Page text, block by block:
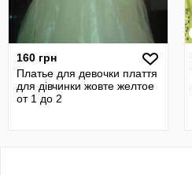
160 грн
Платье для девочки плаття
для дівчинки жовте желтое
от 1 до 2